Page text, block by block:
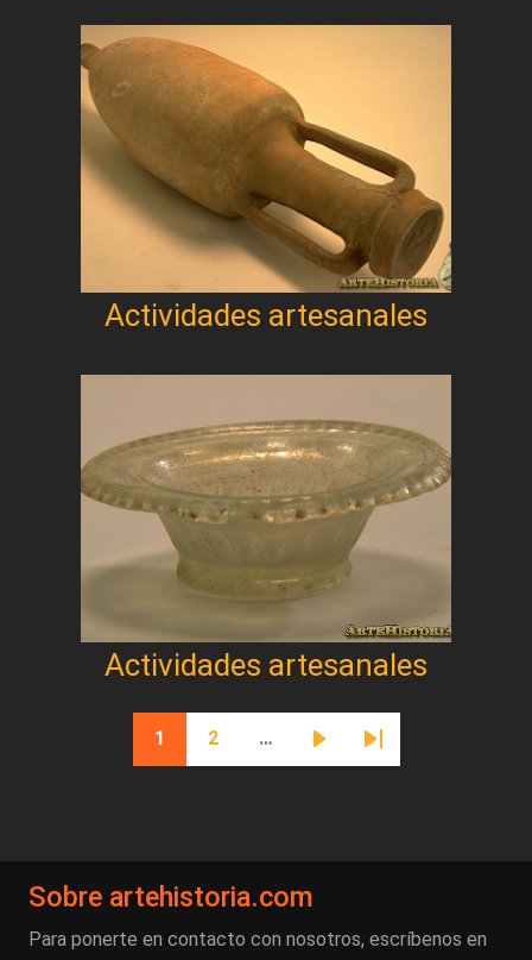
Actividades artesanales
Actividades artesanales
Paginación
Página actual
1
Página
2 …
Siguiente página
Última página
Sobre artehistoria.com
Para ponerte en contacto con nosotros, escríbenos en